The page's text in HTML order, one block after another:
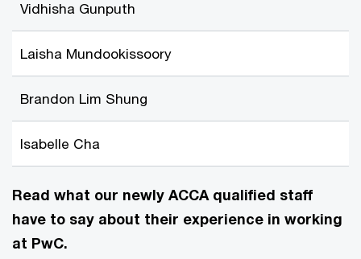
Vidhisha Gunputh
Laisha Mundookissoory
Brandon Lim Shung
Isabelle Cha
Read what our newly ACCA qualified staff
have to say about their experience in working
at PwC.